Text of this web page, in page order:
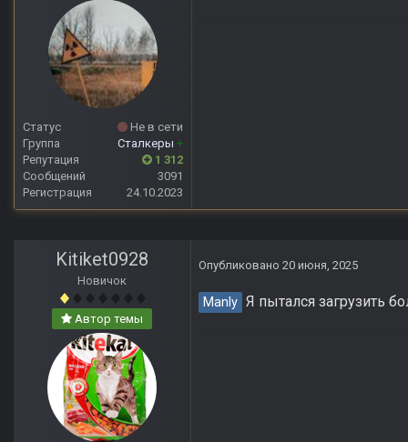
Статус
Не в сети
Группа
Сталкеры +
Репутация
1 312
Сообщений
3091
Регистрация
24.10.2023
Kitiket0928
Новичок
Автор темы
Опубликовано 20 июня, 2025
Manly Я пытался загрузить